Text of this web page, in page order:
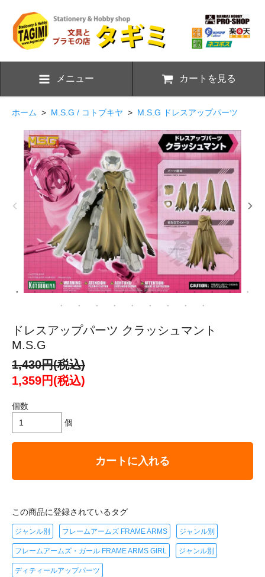
メニュー カートを見る
ホーム > M.S.G / コトブキヤ > M.S.G ドレスアップパーツ
ドレスアップパーツ クラッシュマント
M.S.G
1,430円(税込)
1,359円(税込)
個数
個
カートに入れる
この商品に登録されているタグ
ジャンル別 フレームアームズ FRAME ARMS ジャンル別
フレームアームズ・ガール FRAME ARMS GIRL ジャンル別
ディティールアップパーツ